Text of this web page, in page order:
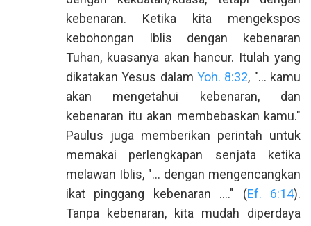
kebenaran. Ketika kita mengekspos
kebohongan Iblis dengan kebenaran
Tuhan, kuasanya akan hancur. Itulah yang
dikatakan Yesus dalam Yoh. 8:32, "... kamu
akan mengetahui kebenaran, dan
kebenaran itu akan membebaskan kamu."
Paulus juga memberikan perintah untuk
memakai perlengkapan senjata ketika
melawan Iblis, "... dengan mengencangkan
ikat pinggang kebenaran …." (Ef. 6:14).
Tanpa kebenaran, kita mudah diperdaya